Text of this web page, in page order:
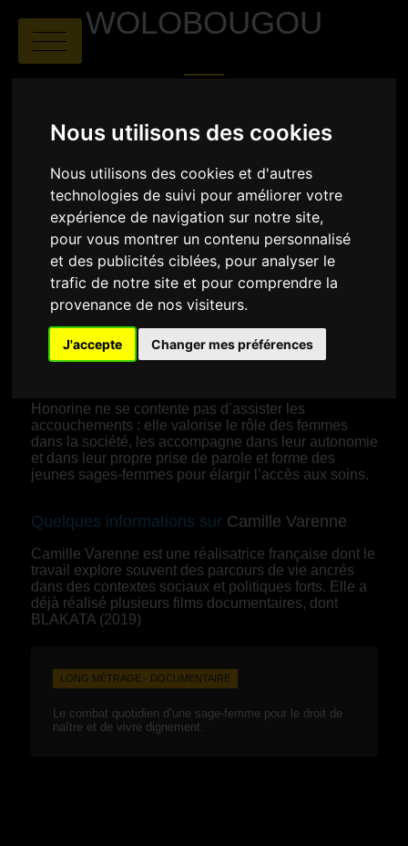
Nous utilisons des cookies
Nous utilisons des cookies et d'autres
technologies de suivi pour améliorer votre
expérience de navigation sur notre site,
pour vous montrer un contenu personnalisé
et des publicités ciblées, pour analyser le
trafic de notre site et pour comprendre la
provenance de nos visiteurs.
J'accepte Changer mes préférences
WOLOBOUGOU
Camille Varenne | 01:06 | France
SYNOPSIS
Le film Wolobougou suit le quotidien d’Honorine
Soma, sage-femme engagée au Burkina Faso, qui a
fondé une petite maternité rurale appelée
Wolobougou
(« lieu de naissance ») afin de donner accès aux
Honorine ne se contente pas d’assister les
accouchements : elle valorise le rôle des femmes
dans la société, les accompagne dans leur autonomie
et dans leur propre prise de parole et forme des
jeunes sages-femmes pour élargir l’accès aux soins.
Quelques informations sur Camille Varenne
Camille Varenne est une réalisatrice française dont le
travail explore souvent des parcours de vie ancrés
dans des contextes sociaux et politiques forts. Elle a
déjà réalisé plusieurs films documentaires, dont
BLAKATA (2019)
LONG MÉTRAGE - DOCUMENTAIRE
Le combat quotidien d’une sage-femme pour le droit de
naître et de vivre dignement.